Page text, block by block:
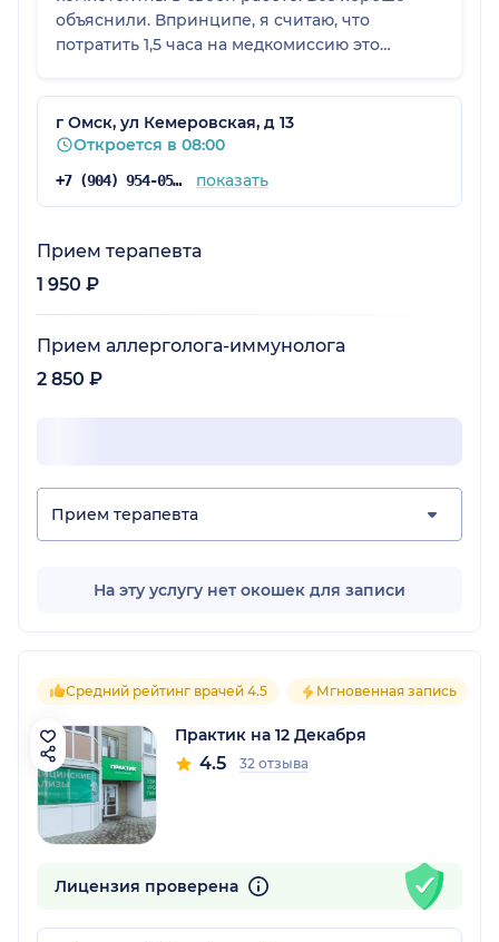
объяснили. Впринципе, я считаю, что
потратить 1,5 часа на медкомиссию это
Единственное, что удивительно, что пройти
можно только в одном офисе,что на
Кемеровской.
г Омск, ул Кемеровская, д 13
Откроется в 08:00
+7 (904) 954-05-47 показать
Прием терапевта
1 950 ₽
Прием аллерголога-иммунолога
2 850 ₽
Прием терапевта
На эту услугу нет окошек для записи
Средний рейтинг врачей 4.5 Мгновенная запись
Практик на 12 Декабря
4.5 32 отзыва
Лицензия проверена